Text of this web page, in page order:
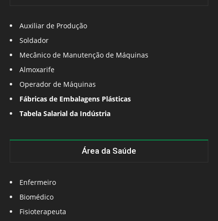
Auxiliar de Produção
Soldador
Mecânico de Manutenção de Máquinas
Almoxarife
Operador de Máquinas
Fábricas de Embalagens Plásticas
Tabela Salarial da Indústria
Área da Saúde
Enfermeiro
Biomédico
Fisioterapeuta